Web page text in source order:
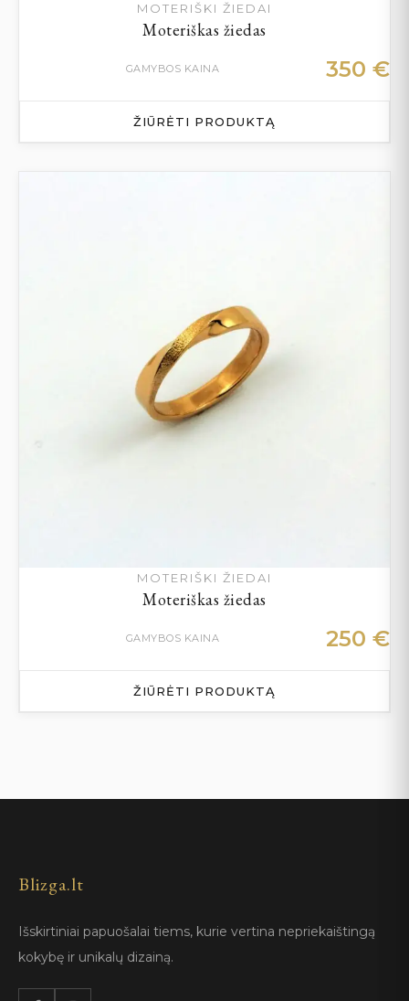
MOTERIŠKI ŽIEDAI
Moteriškas žiedas
GAMYBOS KAINA 350 €
ŽIŪRĖTI PRODUKTĄ
MOTERIŠKI ŽIEDAI
Moteriškas žiedas
GAMYBOS KAINA 250 €
ŽIŪRĖTI PRODUKTĄ
Blizga.lt
Išskirtiniai papuošalai tiems, kurie vertina nepriekaištingą
kokybę ir unikalų dizainą.